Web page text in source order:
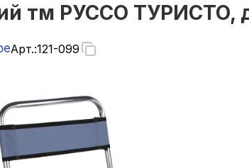
тм РУССО ТУРИСТО,
Арт.:121-099